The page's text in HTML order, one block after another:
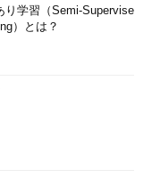
り学習（Semi-Supervise
）とは？